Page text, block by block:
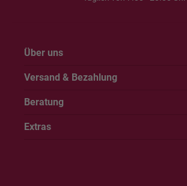
Über uns
Versand & Bezahlung
Beratung
Extras